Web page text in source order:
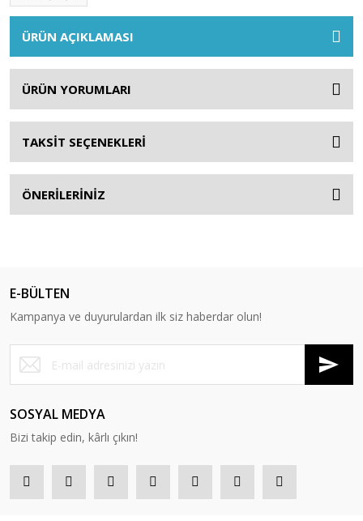
ÜRÜN AÇIKLAMASI
ÜRÜN YORUMLARI
TAKSİT SEÇENEKLERİ
ÖNERİLERİNİZ
E-BÜLTEN
Kampanya ve duyurulardan ilk siz haberdar olun!
SOSYAL MEDYA
Bizi takip edin, kârlı çıkın!